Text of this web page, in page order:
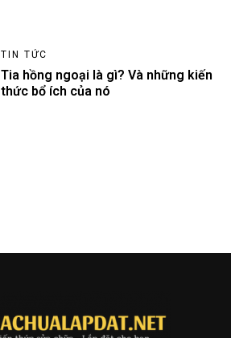
TIN TỨC
Tia hồng ngoại là gì? Và những kiến
thức bổ ích của nó